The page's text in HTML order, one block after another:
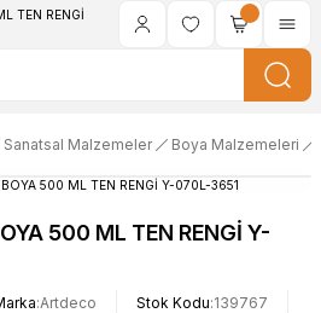
Sanatsal Malzemeler Boya Malzemeleri
500 ML TEN RENGİ Y-
Artdeco Stok Kodu 139767